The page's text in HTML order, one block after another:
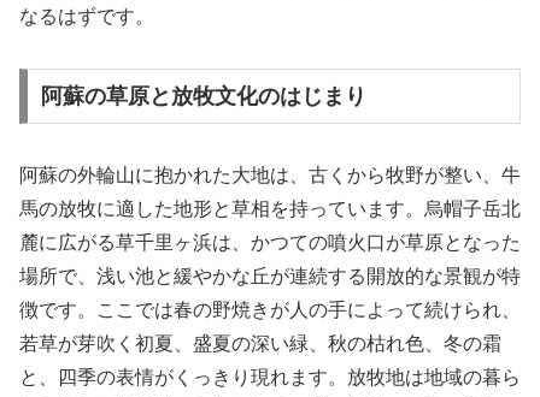
なるはずです。
阿蘇の草原と放牧文化のはじまり
阿蘇の外輪山に抱かれた大地は、古くから牧野が整い、牛
馬の放牧に適した地形と草相を持っています。烏帽子岳北
麓に広がる草千里ヶ浜は、かつての噴火口が草原となった
場所で、浅い池と緩やかな丘が連続する開放的な景観が特
徴です。ここでは春の野焼きが人の手によって続けられ、
若草が芽吹く初夏、盛夏の深い緑、秋の枯れ色、冬の霜
と、四季の表情がくっきり現れます。放牧地は地域の暮ら